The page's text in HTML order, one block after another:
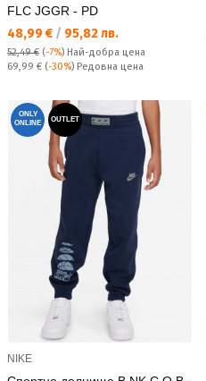
FLC JGGR - PD
Текуща цена:
48,99 € / 95,82 лв.
52,49 € (-7%) Най-добра цена
Редовна цена:
69,99 € (-30%) Редовна цена
ONLY
ONLINE
OUTLET
NIKE